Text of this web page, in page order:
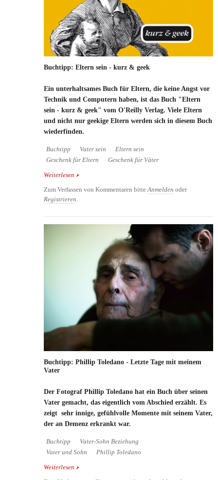
Buchtipp: Eltern sein - kurz & geek
Ein unterhaltsames Buch für Eltern, die keine Angst vor
Technik und Computern haben, ist das Buch "Eltern
sein - kurz & geek" vom O'Reilly Verlag. Viele Eltern
und nicht nur geekige Eltern werden sich in diesem Buch
wiederfinden.
Buchtipp Vater sein
Eltern sein
Geschenk für Eltern
Geschenk für Väter
Weiterlesen über Buchtipp: Eltern sein - kurz & geek
Zum Verfassen von Kommentaren bitteAnmelden oder
Registrieren.
Buchtipp: Phillip Toledano - Letzte Tage mit meinem
Vater
Der Fotograf Phillip Toledano hat ein Buch über seinen
Vater gemacht, das eigentlich vom Abschied erzählt. Es
zeigt sehr innige, gefühlvolle Momente mit seinem Vater,
der an Demenz erkrankt war.
Buchtipp
Vater-Sohn Beziehung
Vater und Sohn
Phillip Toledano
Weiterlesen über Buchtipp: Phillip Toledano - Letzte Tage mit